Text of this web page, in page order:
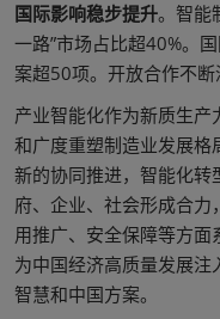
国际影响稳步提升。智能
一路”市场占比超40%。
案超50项。开放合作不断
产业智能化作为新质生
和广度重塑制造业发展格
新的协同推进，智能化
府、企业、社会形成合
用推广、安全保障等方
为中国经济高质量发展
智慧和中国方案。